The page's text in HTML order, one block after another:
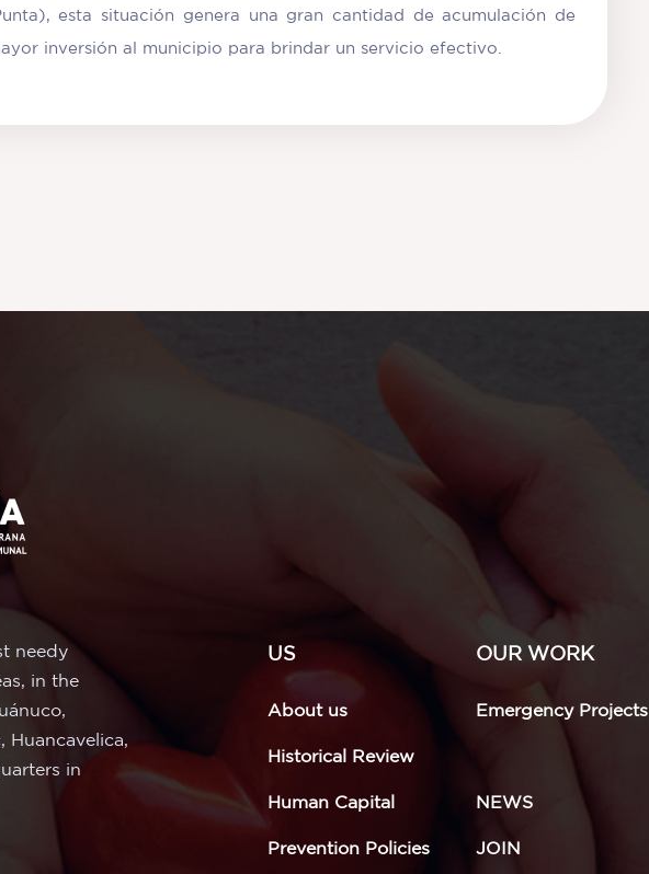
esta situación genera una gran cantidad de acumulación de
inversión al municipio para brindar un servicio efectivo.
needy
in the
Huancavelica,
in
US
About us
Historical Review
Human Capital
Prevention Policies
OUR WORK
Emergency Projects
NEWS
JOIN